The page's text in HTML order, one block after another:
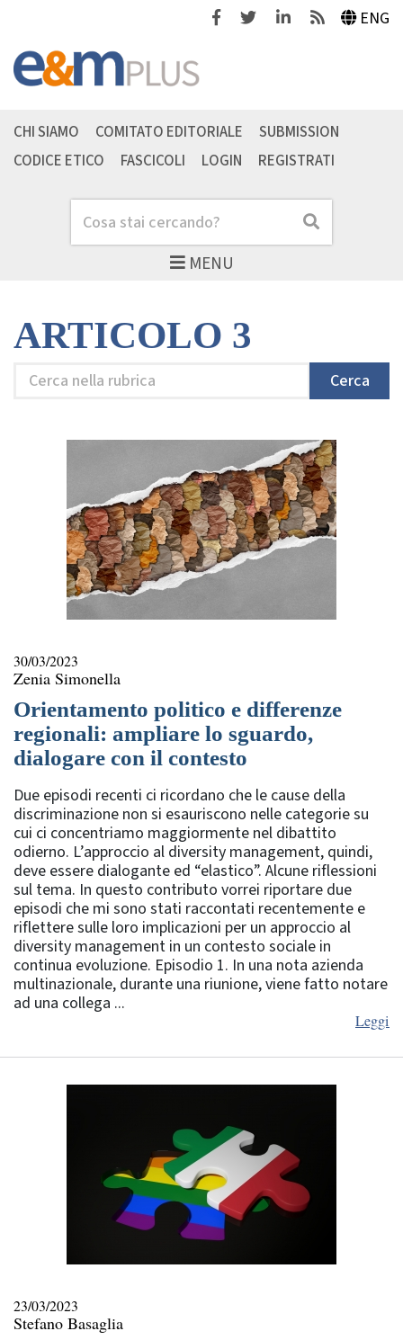
FacebookTwitterLinkedinFeeds ENG
MENU
Cerca Cerca
CHI SIAMO COMITATO EDITORIALE
SUBMISSION
CODICE ETICO
FASCICOLI LOGIN REGISTRATI
ARTICOLO 3
Cerca
Cerca
30/03/2023
Zenia Simonella
Orientamento politico e differenze
regionali: ampliare lo sguardo,
dialogare con il contesto
Due episodi recenti ci ricordano che le cause della
discriminazione non si esauriscono nelle categorie su
cui ci concentriamo maggiormente nel dibattito
odierno. L’approccio al diversity management, quindi,
deve essere dialogante ed “elastico”. Alcune riflessioni
sul tema. In questo contributo vorrei riportare due
episodi che mi sono stati raccontati recentemente e
riflettere sulle loro implicazioni per un approccio al
diversity management in un contesto sociale in
continua evoluzione. Episodio 1. In una nota azienda
multinazionale, durante una riunione, viene fatto notare
ad una collega ...
Leggi
23/03/2023
Stefano Basaglia